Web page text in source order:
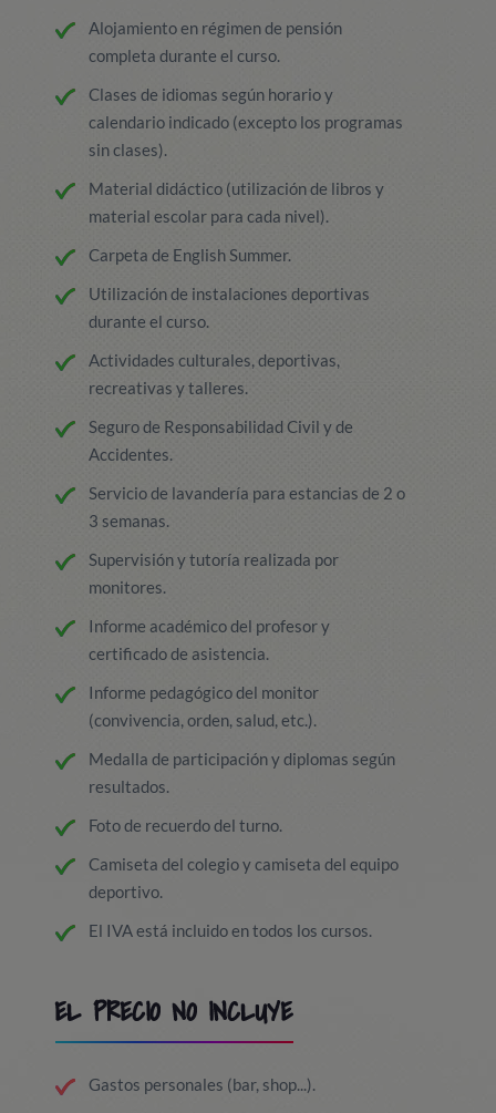
Alojamiento en régimen de pensión
completa durante el curso.
Clases de idiomas según horario y
calendario indicado (excepto los programas
sin clases).
Material didáctico (utilización de libros y
material escolar para cada nivel).
Carpeta de English Summer.
Utilización de instalaciones deportivas
durante el curso.
Actividades culturales, deportivas,
recreativas y talleres.
Seguro de Responsabilidad Civil y de
Accidentes.
Servicio de lavandería para estancias de 2 o
3 semanas.
Supervisión y tutoría realizada por
monitores.
Informe académico del profesor y
certificado de asistencia.
Informe pedagógico del monitor
(convivencia, orden, salud, etc.).
Medalla de participación y diplomas según
resultados.
Foto de recuerdo del turno.
Camiseta del colegio y camiseta del equipo
deportivo.
El IVA está incluido en todos los cursos.
EL PRECIO NO INCLUYE
Gastos personales (bar, shop...).